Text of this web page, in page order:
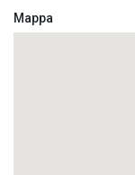
Mappa